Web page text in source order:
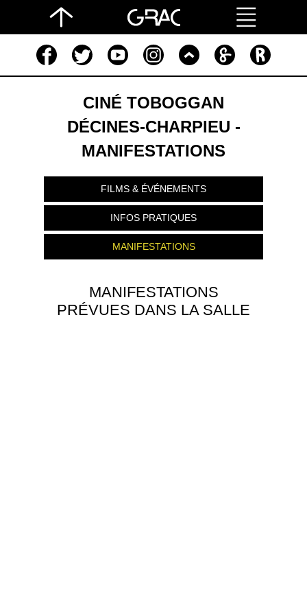
CINÉ TOBOGGAN
DÉCINES-CHARPIEU -
MANIFESTATIONS
FILMS & ÉVÉNEMENTS
INFOS PRATIQUES
MANIFESTATIONS
MANIFESTATIONS
PRÉVUES DANS LA SALLE